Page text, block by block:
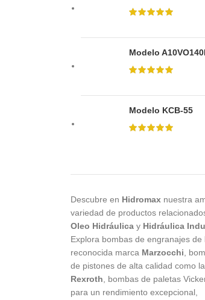
Modelo
Modelo KCB-55
Descubre en Hidromax nuestra
variedad de productos
Oleo Hidráulica y Hidráulica
Explora bombas de engranajes de
reconocida marca Marzocchi ,
de pistones de alta calidad como
Rexroth , bombas de paletas
para un rendimiento excepcional,